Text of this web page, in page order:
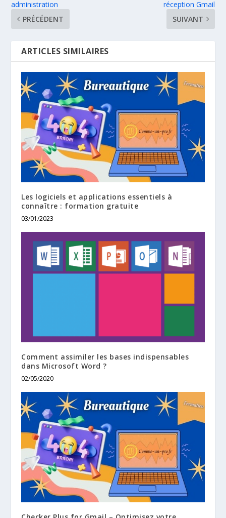
administration
PRÉCÉDENT
réception Gmail
SUIVANT
ARTICLES SIMILAIRES
Les logiciels et applications essentiels à
connaître : formation gratuite
03/01/2023
Comment assimiler les bases indispensables
dans Microsoft Word ?
02/05/2020